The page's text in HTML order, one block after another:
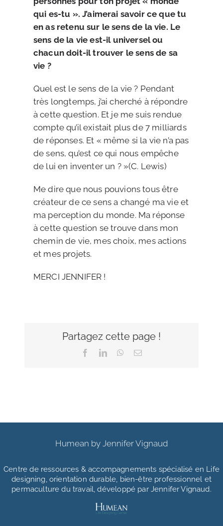
qui es-tu ». J’aimerai savoir ce que tu
en as retenu sur le sens de la vie. Le
sens de la vie est-il universel ou
chacun doit-il trouver le sens de sa
vie ?
Quel est le sens de la vie ? Pendant
très longtemps, j’ai cherché à répondre
à cette question. Et je me suis rendue
compte qu’il existait plus de 7 milliards
de réponses. Et « même si la vie n’a pas
de sens, qu’est ce qui nous empêche
de lui en inventer un ? »(C. Lewis)
Me dire que nous pouvions tous être
créateur de ce sens a changé ma vie et
ma perception du monde. Ma réponse
à cette question se trouve dans mon
chemin de vie, mes choix, mes actions
et mes projets.
MERCI JENNIFER !
Partagez cette page !
FacebookLinkedInWhatsApp
Email
Humean by Jennifer Vignaud
Centre de ressources & accompagnements spécialisé en Life
designing, orientation durable, bien-être professionnel et
permaculture du travail, développé par Jennifer Vignaud.